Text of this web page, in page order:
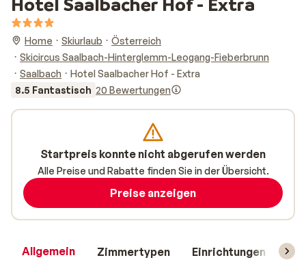
Home Skiurlaub
Österreich
Skicircus Saalbach-Hinterglemm-Leogang-Fieberbrunn
Saalbach
Hotel Saalbacher Hof - Extra
8.5 Fantastisch 20 Bewertungen
Allgemein Zimmertypen Einrichtungen
Startpreis konnte nicht abgerufen werden
Alle Preise und Rabatte finden Sie in der Übersicht.
Preise anzeigen